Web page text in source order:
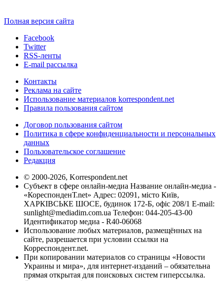
Полная версия сайта
Facebook
Twitter
RSS-ленты
E-mail рассылка
Контакты
Реклама на сайте
Использование материалов korrespondent.net
Правила пользования сайтом
Договор пользования сайтом
Политика в сфере конфиденциальности и персональных
данных
Пользовательское соглашение
Редакция
© 2000-2026, Korrespondent.net
Субъект в сфере онлайн-медиа Название онлайн-медиа -
«КореспонденТ.net» Адрес: 02091, місто Київ,
ХАРКІВСЬКЕ ШОСЕ, будинок 172-Б, офіс 208/1 E-mail:
sunlight@mediadim.com.ua Телефон: 044-205-43-00
Идентификатор медиа - R40-06068
Использование любых материалов, размещённых на
сайте, разрешается при условии ссылки на
Корреспондент.net.
При копировании материалов со страницы «Новости
Украины и мира», для интернет-изданий – обязательна
прямая открытая для поисковых систем гиперссылка.